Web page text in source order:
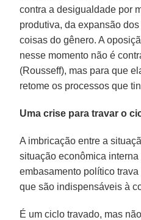
contra a desigualdade por
produtiva, da expansão
coisas do gênero. A
nesse momento não é
(Rousseff), mas para que
retome os processos que
Uma crise para travar o
A imbricação entre a
situação econômica
embasamento político
que são indispensáveis à
É um ciclo travado, mas